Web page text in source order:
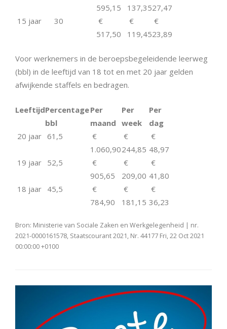
595,15
137,3527,47
15 jaar
30
€
517,50
€
119,45
€
23,89
Voor werknemers in de beroepsbegeleidende leerweg
(bbl) in de leeftijd van 18 tot en met 20 jaar gelden
afwijkende staffels en bedragen.
LeeftijdPercentage
bbl
Per
maand
Per
week
Per
dag
20 jaar 61,5
€
1.060,90
€
244,85
€
48,97
19 jaar 52,5
€
905,65
€
209,00
€
41,80
18 jaar 45,5
€
784,90
€
181,15
€
36,23
Bron: Ministerie van Sociale Zaken en Werkgelegenheid | nr.
2021-0000161578, Staatscourant 2021, Nr. 44177 Fri, 22 Oct 2021
00:00:00 +0100